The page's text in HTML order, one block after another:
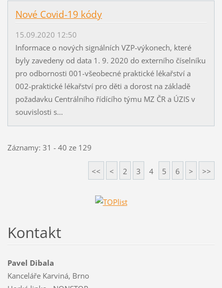
Nové Covid-19 kódy
15.09.2020 12:50
Informace o nových signálních VZP-výkonech, které
byly zavedeny od data 1. 9. 2020 do externího číselníku
pro odbornosti 001-všeobecné praktické lékařství a
002-praktické lékařství pro děti a dorost na základě
požadavku Centrálního řídícího týmu MZ ČR a ÚZIS v
souvislosti s...
Záznamy: 31 - 40 ze 129
<< < 2 3 4 5 6 > >>
Kontakt
Pavel Dibala
Kanceláře Karviná, Brno